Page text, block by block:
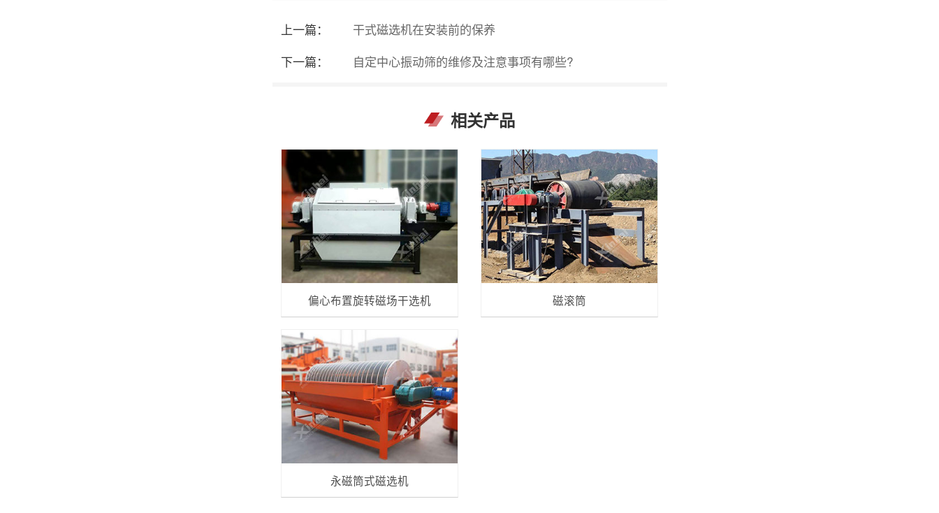
上一篇：
干式磁选机在安装前的保养
下一篇：
自定中心振动筛的维修及注意事项有哪些?
相关产品
偏心布置旋转磁场干选机 磁滚筒
永磁筒式磁选机